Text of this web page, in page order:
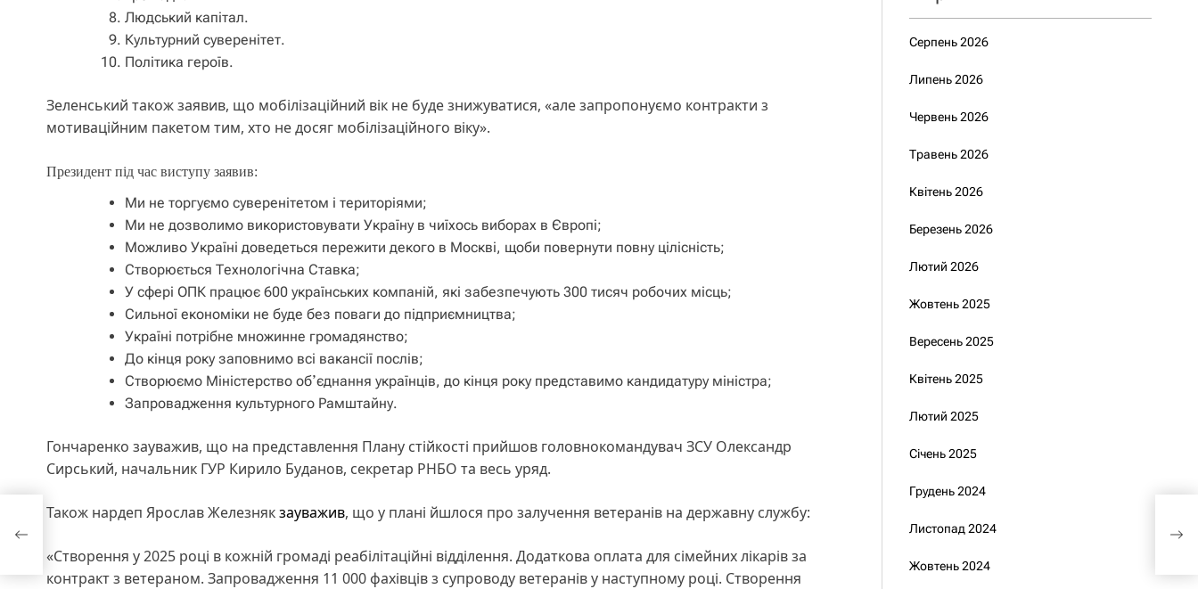
Людський капітал.
Культурний суверенітет.
Політика героїв.
Зеленський також заявив, що мобілізаційний вік не буде знижуватися, «але запропонуємо контракти з
мотиваційним пакетом тим, хто не досяг мобілізаційного віку».
Президент під час виступу заявив:
Ми не торгуємо суверенітетом і територіями;
Ми не дозволимо використовувати Україну в чиїхось виборах в Європі;
Можливо Україні доведеться пережити декого в Москві, щоби повернути повну цілісність;
Створюється Технологічна Ставка;
У сфері ОПК працює 600 українських компаній, які забезпечують 300 тисяч робочих місць;
Сильної економіки не буде без поваги до підприємництва;
Україні потрібне множинне громадянство;
До кінця року заповнимо всі вакансії послів;
Створюємо Міністерство обʼєднання українців, до кінця року представимо кандидатуру міністра;
Запровадження культурного Рамштайну.
Гончаренко зауважив, що на представлення Плану стійкості прийшов головнокомандувач ЗСУ Олександр
Сирський, начальник ГУР Кирило Буданов, секретар РНБО та весь уряд.
Також нардеп Ярослав Железнякзауважив, що у плані йшлося про залучення ветеранів на державну службу:
«Створення у 2025 році в кожній громаді реабілітаційні відділення. Додаткова оплата для сімейних лікарів за
контракт з ветераном. Запровадження 11 000 фахівців з супроводу ветеранів у наступному році. Створення
Серпень 2026
Липень 2026
Червень 2026
Травень 2026
Квітень 2026
Березень 2026
Лютий 2026
Жовтень 2025
Вересень 2025
Квітень 2025
Лютий 2025
Січень 2025
Грудень 2024
Листопад 2024
Жовтень 2024